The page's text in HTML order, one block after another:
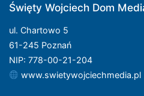
Święty Wojciech Dom
ul. Chartowo 5
61-245 Poznań
NIP: 778-00-21-204
www.swietywojciechmedia.pl